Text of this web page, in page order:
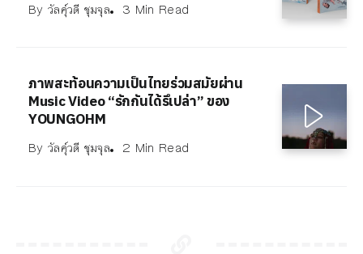
By วัลคุ์วดี ชุมจุล 3 Min Read
ภาพสะท้อนความเป็นไทยร่วมสมัยผ่าน
Music Video “รักกันได้รึเปล่า” ของ
YOUNGOHM
By วัลคุ์วดี ชุมจุล 2 Min Read